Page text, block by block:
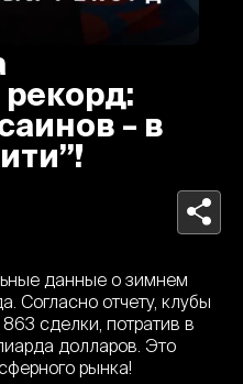
– в
данные о зимнем
Согласно отчету, клубы
сделки, потратив в
долларов. Это
рынка!